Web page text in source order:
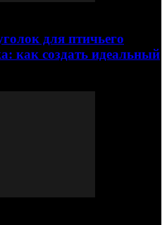
для птичьего
как создать идеальный